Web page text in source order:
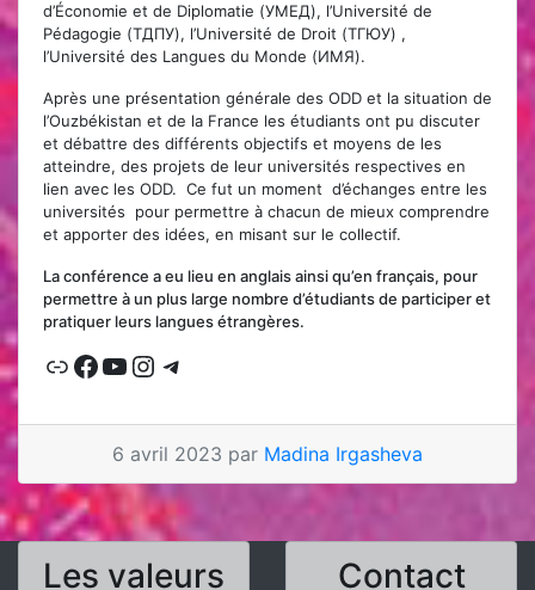
d’Économie et de Diplomatie (УМЕД), l’Université de
Pédagogie (ТДПУ), l’Université de Droit (ТГЮУ) ,
l’Université des Langues du Monde (ИМЯ).
Après une présentation générale des ODD et la situation de
l’Ouzbékistan et de la France les étudiants ont pu discuter
et débattre des différents objectifs et moyens de les
atteindre, des projets de leur universités respectives en
lien avec les ODD. Ce fut un moment d’échanges entre les
universités pour permettre à chacun de mieux comprendre
et apporter des idées, en misant sur le collectif.
La conférence a eu lieu en anglais ainsi qu’en français, pour
permettre à un plus large nombre d’étudiants de participer et
pratiquer leurs langues étrangères.
LienFacebook
YouTube
Instagram
Telegram
6 avril 2023 par Madina Irgasheva
Les valeurs Contact